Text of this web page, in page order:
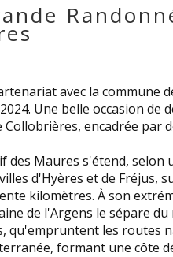
avec la commune
Une belle occasion de
encadrée par
Maures s'étend, selon
d'Hyères et de Fréjus,
kilomètres. À son
de l'Argens le sépare
qu'empruntent les routes
formant une côte